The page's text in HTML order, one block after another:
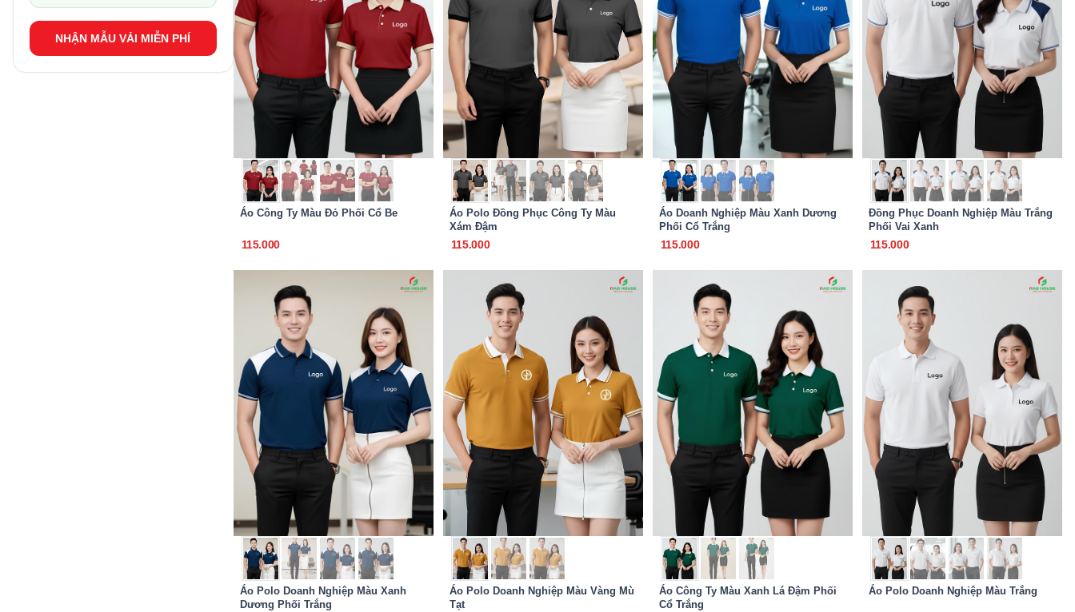
NHẬN MẪU VẢI MIỄN PHÍ
Áo Công Ty Màu Đỏ Phối Cổ Be
115.000
Áo Polo Đồng Phục Công Ty Màu
Xám Đậm
115.000
Áo Doanh Nghiệp Màu Xanh Dương
Phối Cổ Trắng
115.000
Đồng Phục Doanh Nghiệp Màu Trắng
Phối Vai Xanh
115.000
Áo Polo Doanh Nghiệp Màu Xanh
Dương Phối Trắng
Áo Polo Doanh Nghiệp Màu Vàng Mù
Tạt
Áo Công Ty Màu Xanh Lá Đậm Phối
Cổ Trắng
Áo Polo Doanh Nghiệp Màu Trắng